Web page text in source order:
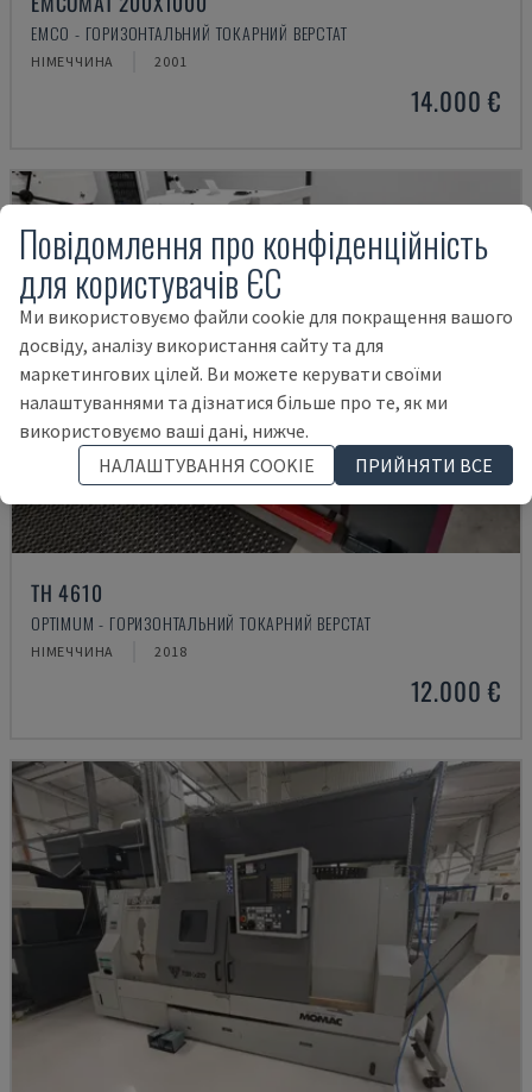
EMCO - ГОРИЗОНТАЛЬНИЙ ТОКАРНИЙ ВЕРСТАТ
НІМЕЧЧИНА 2001
14.000 €
TH 4610
OPTIMUM - ГОРИЗОНТАЛЬНИЙ ТОКАРНИЙ ВЕРСТАТ
НІМЕЧЧИНА 2018
12.000 €
Повідомлення про конфіденційність
для користувачів ЄС
Ми використовуємо файли cookie для покращення вашого
досвіду, аналізу використання сайту та для
маркетингових цілей. Ви можете керувати своїми
налаштуваннями та дізнатися більше про те, як ми
використовуємо ваші дані, нижче.
НАЛАШТУВАННЯ COOKIE
ПРИЙНЯТИ ВСЕ